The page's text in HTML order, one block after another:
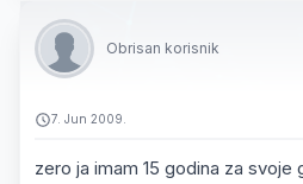
Obrisan korisnik
7. Jun 2009.
zero ja imam 15 godina za